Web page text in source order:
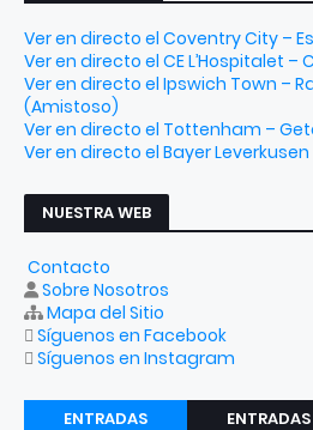
Ver en directo el Coventry City –
Ver en directo el CE L’Hospitalet
Ver en directo el Ipswich Town –
(Amistoso)
Ver en directo el Tottenham –
Ver en directo el Bayer
NUESTRA WEB
Contacto
Sobre Nosotros
Mapa del Sitio
Síguenos en Facebook
Síguenos en Instagram
ENTRADAS
ENTRADAS